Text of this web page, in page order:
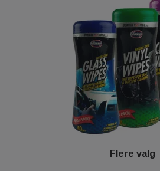
Flere valg